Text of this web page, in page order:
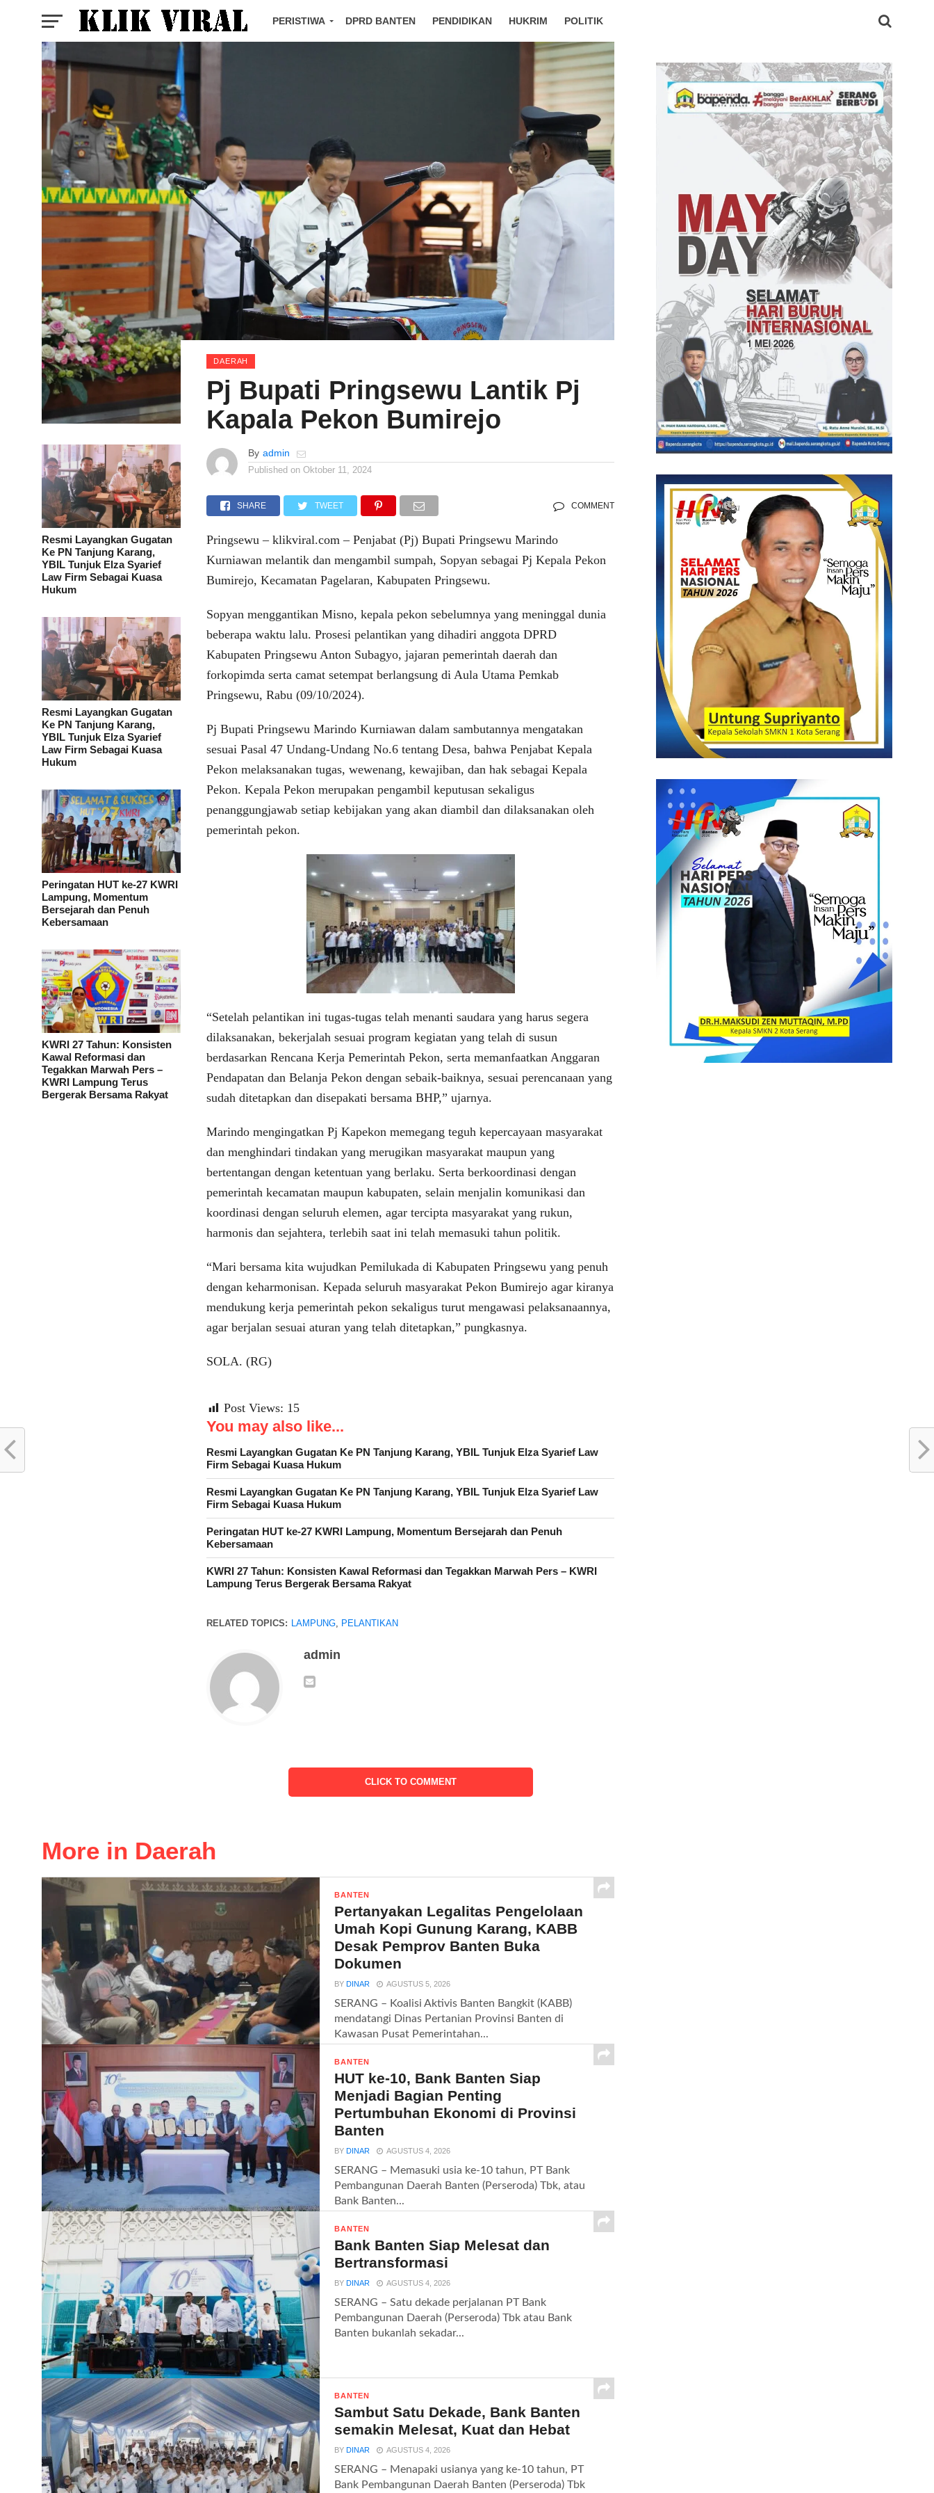
PERISTIWA DPRD BANTEN PENDIDIKAN HUKRIM POLITIK
Resmi Layangkan Gugatan
Ke PN Tanjung Karang,
YBIL Tunjuk Elza Syarief
Law Firm Sebagai Kuasa
Hukum
Resmi Layangkan Gugatan
Ke PN Tanjung Karang,
YBIL Tunjuk Elza Syarief
Law Firm Sebagai Kuasa
Hukum
Peringatan HUT ke-27 KWRI
Lampung, Momentum
Bersejarah dan Penuh
Kebersamaan
KWRI 27 Tahun: Konsisten
Kawal Reformasi dan
Tegakkan Marwah Pers –
KWRI Lampung Terus
Bergerak Bersama Rakyat
DAERAH
Pj Bupati Pringsewu Lantik Pj
Kapala Pekon Bumirejo
By admin
Published on Oktober 11, 2024
SHARE TWEET COMMENT
Pringsewu – klikviral.com – Penjabat (Pj) Bupati Pringsewu Marindo
Kurniawan melantik dan mengambil sumpah, Sopyan sebagai Pj Kepala Pekon
Bumirejo, Kecamatan Pagelaran, Kabupaten Pringsewu.
Sopyan menggantikan Misno, kepala pekon sebelumnya yang meninggal dunia
beberapa waktu lalu. Prosesi pelantikan yang dihadiri anggota DPRD
Kabupaten Pringsewu Anton Subagyo, jajaran pemerintah daerah dan
forkopimda serta camat setempat berlangsung di Aula Utama Pemkab
Pringsewu, Rabu (09/10/2024).
Pj Bupati Pringsewu Marindo Kurniawan dalam sambutannya mengatakan
sesuai Pasal 47 Undang-Undang No.6 tentang Desa, bahwa Penjabat Kepala
Pekon melaksanakan tugas, wewenang, kewajiban, dan hak sebagai Kepala
Pekon. Kepala Pekon merupakan pengambil keputusan sekaligus
penanggungjawab setiap kebijakan yang akan diambil dan dilaksanakan oleh
pemerintah pekon.
“Setelah pelantikan ini tugas-tugas telah menanti saudara yang harus segera
dilaksanakan, bekerjalah sesuai program kegiatan yang telah di susun
berdasarkan Rencana Kerja Pemerintah Pekon, serta memanfaatkan Anggaran
Pendapatan dan Belanja Pekon dengan sebaik-baiknya, sesuai perencanaan yang
sudah ditetapkan dan disepakati bersama BHP,” ujarnya.
Marindo mengingatkan Pj Kapekon memegang teguh kepercayaan masyarakat
dan menghindari tindakan yang merugikan masyarakat maupun yang
bertentangan dengan ketentuan yang berlaku. Serta berkoordinasi dengan
pemerintah kecamatan maupun kabupaten, selain menjalin komunikasi dan
koordinasi dengan seluruh elemen, agar tercipta masyarakat yang rukun,
harmonis dan sejahtera, terlebih saat ini telah memasuki tahun politik.
“Mari bersama kita wujudkan Pemilukada di Kabupaten Pringsewu yang penuh
dengan keharmonisan. Kepada seluruh masyarakat Pekon Bumirejo agar kiranya
mendukung kerja pemerintah pekon sekaligus turut mengawasi pelaksanaannya,
agar berjalan sesuai aturan yang telah ditetapkan,” pungkasnya.
SOLA. (RG)
Post Views: 15
You may also like...
Resmi Layangkan Gugatan Ke PN Tanjung Karang, YBIL Tunjuk Elza Syarief Law
Firm Sebagai Kuasa Hukum
Resmi Layangkan Gugatan Ke PN Tanjung Karang, YBIL Tunjuk Elza Syarief Law
Firm Sebagai Kuasa Hukum
Peringatan HUT ke-27 KWRI Lampung, Momentum Bersejarah dan Penuh
Kebersamaan
KWRI 27 Tahun: Konsisten Kawal Reformasi dan Tegakkan Marwah Pers – KWRI
Lampung Terus Bergerak Bersama Rakyat
RELATED TOPICS: LAMPUNG, PELANTIKAN
admin
CLICK TO COMMENT
More in Daerah
BANTEN
Pertanyakan Legalitas Pengelolaan
Umah Kopi Gunung Karang, KABB
Desak Pemprov Banten Buka
Dokumen
BY DINAR AGUSTUS 5, 2026
SERANG – Koalisi Aktivis Banten Bangkit (KABB)
mendatangi Dinas Pertanian Provinsi Banten di
Kawasan Pusat Pemerintahan...
BANTEN
HUT ke-10, Bank Banten Siap
Menjadi Bagian Penting
Pertumbuhan Ekonomi di Provinsi
Banten
BY DINAR AGUSTUS 4, 2026
SERANG – Memasuki usia ke-10 tahun, PT Bank
Pembangunan Daerah Banten (Perseroda) Tbk, atau
Bank Banten...
BANTEN
Bank Banten Siap Melesat dan
Bertransformasi
BY DINAR AGUSTUS 4, 2026
SERANG – Satu dekade perjalanan PT Bank
Pembangunan Daerah (Perseroda) Tbk atau Bank
Banten bukanlah sekadar...
BANTEN
Sambut Satu Dekade, Bank Banten
semakin Melesat, Kuat dan Hebat
BY DINAR AGUSTUS 4, 2026
SERANG – Menapaki usianya yang ke-10 tahun, PT
Bank Pembangunan Daerah Banten (Perseroda) Tbk